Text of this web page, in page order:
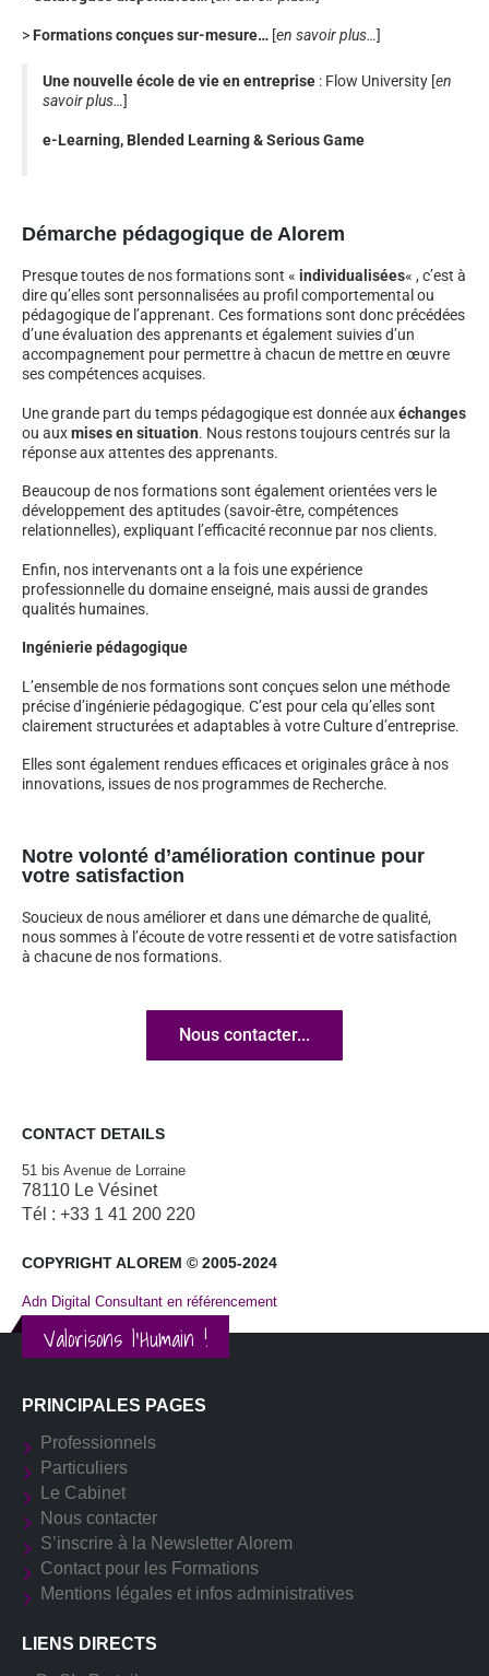
> Formations conçues sur-mesure… [en savoir plus…]
Une nouvelle école de vie en entreprise : Flow University [en
savoir plus…]
e-Learning, Blended Learning& Serious Game
Démarche pédagogique de Alorem
Presque toutes de nos formations sont « individualisées« , c’est à
dire qu’elles sont personnalisées au profil comportemental ou
pédagogique de l’apprenant. Ces formations sont donc précédées
d’une évaluation des apprenants et également suivies d’un
accompagnement pour permettre à chacun de mettre en œuvre
ses compétences acquises.
Une grande part du temps pédagogique est donnée auxéchanges
ou auxmises en situation. Nous restons toujours centrés sur la
réponse aux attentes des apprenants.
Beaucoup de nos formations sont également orientées vers le
développement des aptitudes (savoir-être, compétences
relationnelles), expliquant l’efficacité reconnue par nos clients.
Enfin, nos intervenants ont a la fois une expérience
professionnelle du domaine enseigné, mais aussi de grandes
qualités humaines.
Ingénierie pédagogique
L’ensemble de nos formations sont conçues selon une méthode
précise d’ingénierie pédagogique. C’est pour cela qu’elles sont
clairement structurées et adaptables à votre Culture d’entreprise.
Elles sont également rendues efficaces et originales grâce à nos
innovations, issues de nos programmes de Recherche.
Notre volonté d’amélioration continue pour
votre satisfaction
Soucieux de nous améliorer et dans une démarche de qualité,
nous sommes à l’écoute de votre ressenti et de votre satisfaction
à chacune de nos formations.
Nous contacter...
CONTACT DETAILS
51 bis Avenue de Lorraine
78110 Le Vésinet
Tél : +33 1 41 200 220
COPYRIGHT ALOREM © 2005-2024
Adn Digital Consultant en référencement
Valorisons l'Humain !
PRINCIPALES PAGES
Professionnels
Particuliers
Le Cabinet
Nous contacter
S’inscrire à la Newsletter Alorem
Contact pour les Formations
Mentions légales et infos administratives
LIENS DIRECTS